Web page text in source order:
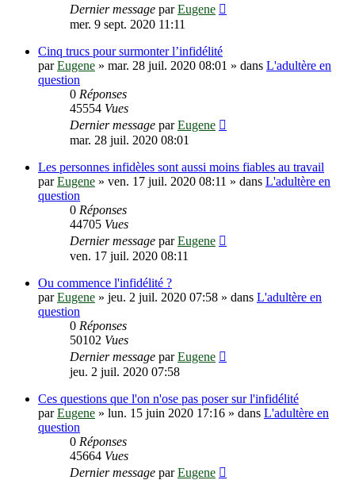
Dernier message parEugene
mer. 9 sept. 2020 11:11
Cinq trucs pour surmonter l’infidélité
parEugene » mar. 28 juil. 2020 08:01 » dans L'adultère en
question
0 Réponses
45554 Vues
Dernier message parEugene
mar. 28 juil. 2020 08:01
Les personnes infidèles sont aussi moins fiables au travail
parEugene » ven. 17 juil. 2020 08:11 » dans L'adultère en
question
0 Réponses
44705 Vues
Dernier message parEugene
ven. 17 juil. 2020 08:11
Ou commence l'infidélité ?
parEugene » jeu. 2 juil. 2020 07:58 » dans L'adultère en
question
0 Réponses
50102 Vues
Dernier message parEugene
jeu. 2 juil. 2020 07:58
Ces questions que l'on n'ose pas poser sur l'infidélité
parEugene » lun. 15 juin 2020 17:16 » dans L'adultère en
question
0 Réponses
45664 Vues
Dernier message parEugene